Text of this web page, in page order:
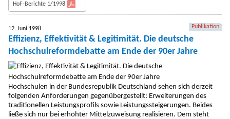
HoF-Berichte 1/1998
12. Juni 1998 Publikation
Effizienz, Effektivität & Legitimität. Die deutsche
Hochschulreformdebatte am Ende der 90er Jahre
Hochschulen in der Bundesrepublik Deutschland sehen sich derzeit
folgenden Anforderungen gegenübergestellt: Erweiterungen des
traditionellen Leistungsprofils sowie Leistungssteigerungen. Beides
ließe sich nur bei erhöhter Mittelzuweisung realisieren. Dem steht